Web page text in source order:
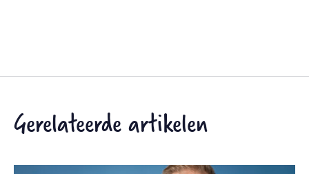
Gerelateerde artikelen